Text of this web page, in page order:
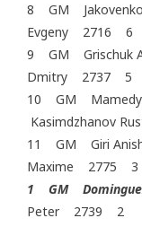
8 GM
Evgeny 2716 6
9 GM Grischuk
Dmitry 2737 5
10 GM
Kasimdzhanov
11 GM Giri
Maxime 2775 3
1 GM
Peter 2739 2